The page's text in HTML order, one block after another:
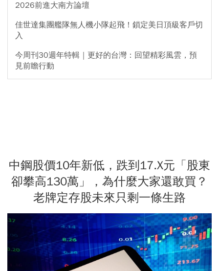
2026前進大南方論壇
佳世達集團艦隊無人機小隊起飛！鎖定美日頂級客戶切
入
今周刊30週年特輯｜更好的台灣：回望精彩風雲，預
見前瞻行動
中鋼股價10年新低，跌到17.X元「股東
卻攀高130萬」，為什麼大家還敢買？
老牌定存股未來只剩一條生路